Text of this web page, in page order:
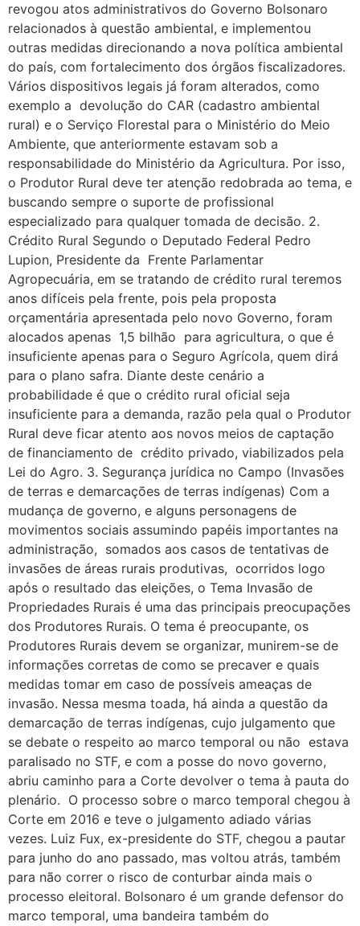
revogou atos administrativos do Governo Bolsonaro
relacionados à questão ambiental, e implementou
outras medidas direcionando a nova política ambiental
do país, com fortalecimento dos órgãos fiscalizadores.
Vários dispositivos legais já foram alterados, como
exemplo a devolução do CAR (cadastro ambiental
rural) e o Serviço Florestal para o Ministério do Meio
Ambiente, que anteriormente estavam sob a
responsabilidade do Ministério da Agricultura. Por isso,
o Produtor Rural deve ter atenção redobrada ao tema, e
buscando sempre o suporte de profissional
especializado para qualquer tomada de decisão. 2.
Crédito Rural Segundo o Deputado Federal Pedro
Lupion, Presidente da Frente Parlamentar
Agropecuária, em se tratando de crédito rural teremos
anos difíceis pela frente, pois pela proposta
orçamentária apresentada pelo novo Governo, foram
alocados apenas 1,5 bilhão para agricultura, o que é
insuficiente apenas para o Seguro Agrícola, quem dirá
para o plano safra. Diante deste cenário a
probabilidade é que o crédito rural oficial seja
insuficiente para a demanda, razão pela qual o Produtor
Rural deve ficar atento aos novos meios de captação
de financiamento de crédito privado, viabilizados pela
Lei do Agro. 3. Segurança jurídica no Campo (Invasões
de terras e demarcações de terras indígenas) Com a
mudança de governo, e alguns personagens de
movimentos sociais assumindo papéis importantes na
administração, somados aos casos de tentativas de
invasões de áreas rurais produtivas, ocorridos logo
após o resultado das eleições, o Tema Invasão de
Propriedades Rurais é uma das principais preocupações
dos Produtores Rurais. O tema é preocupante, os
Produtores Rurais devem se organizar, munirem-se de
informações corretas de como se precaver e quais
medidas tomar em caso de possíveis ameaças de
invasão. Nessa mesma toada, há ainda a questão da
demarcação de terras indígenas, cujo julgamento que
se debate o respeito ao marco temporal ou não estava
paralisado no STF, e com a posse do novo governo,
abriu caminho para a Corte devolver o tema à pauta do
plenário. O processo sobre o marco temporal chegou à
Corte em 2016 e teve o julgamento adiado várias
vezes. Luiz Fux, ex-presidente do STF, chegou a pautar
para junho do ano passado, mas voltou atrás, também
para não correr o risco de conturbar ainda mais o
processo eleitoral. Bolsonaro é um grande defensor do
marco temporal, uma bandeira também do